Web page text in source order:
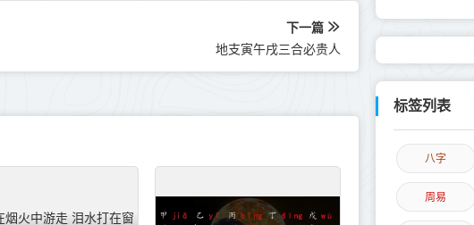
下一篇
地支寅午戌三合必贵人
标签列表
八字
周易